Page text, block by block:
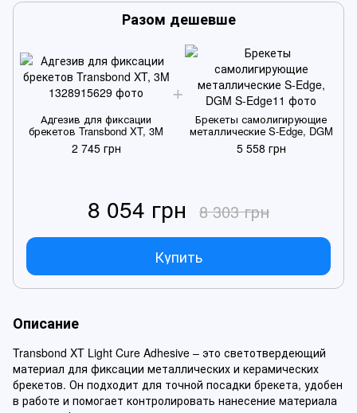
Разом дешевше
Адгезив для фиксации
брекетов Transbond XT, 3M
2 745 грн
Брекеты самолигирующие
металлические S-Edge, DGM
5 558 грн
8 054 грн 8 303 грн
Купить
Описание
Transbond XT Light Cure Adhesive – это светотвердеющий
материал для фиксации металлических и керамических
брекетов. Он подходит для точной посадки брекета, удобен
в работе и помогает контролировать нанесение материала